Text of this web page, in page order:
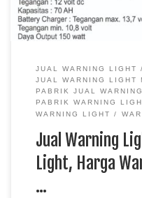
JUAL WARNING LIGHT
JUAL WARNING LIGHT
PABRIK JUAL
PABRIK WARNING
WARNING LIGHT
Jual Warning
Light, Harga
…